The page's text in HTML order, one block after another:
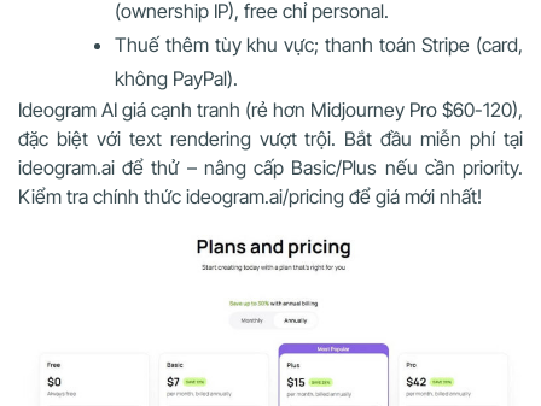
(ownership IP), free chỉ personal.
Thuế thêm tùy khu vực; thanh toán Stripe (card,
không PayPal).
Ideogram AI giá cạnh tranh (rẻ hơn Midjourney Pro $60-120),
đặc biệt với text rendering vượt trội. Bắt đầu miễn phí tại
ideogram.ai để thử – nâng cấp Basic/Plus nếu cần priority.
Kiểm tra chính thức ideogram.ai/pricing để giá mới nhất!